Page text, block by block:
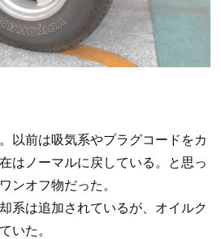
以前は吸気系やプラグコードをカ
はノーマルに戻している。と思っ
ンオフ物だった。
系は追加されているが、オイルク
いた。